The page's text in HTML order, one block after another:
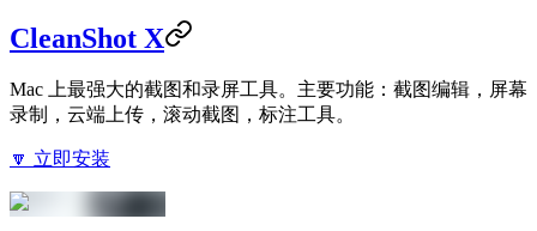
CleanShot X
Mac 上最强大的截图和录屏工具。主要功能：截图编辑，屏幕
录制，云端上传，滚动截图，标注工具。
🔽 立即安装